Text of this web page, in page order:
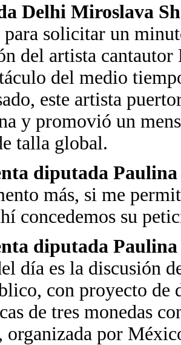
Delhi Miroslava
para solicitar un
del artista
del medio
este artista
y promovió un
talla global.
diputada
más, si me
concedemos su
diputada
día es la discusión
con proyecto de
de tres monedas
organizada por